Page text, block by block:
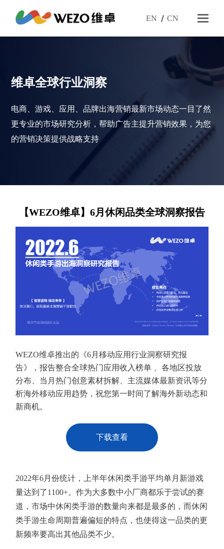
EN CN
维卓全球行业洞察
电商、游戏、应用、品牌出海营销最新市场动态一目了然
更专业的市场研究分析，帮助广告主提升营销效果，为您
的营销决策提供战略支持
【WEZO维卓】6月休闲品类全球洞察报告
WEZO维卓推出的《6月移动应用行业洞察研究报
告》，报告整合全球热门应用收入榜单 、各地区投放
分布、当月热门创意素材拆解、主流媒体最新资讯等分
析海外移动应用趋势，祝您第一时间了解海外新动态和
新商机。
下载查看
2022年6月份统计，上半年休闲类手游平均单月新游戏
量达到了1100+。作为大多数中小厂商都乐于尝试的赛
道，市场中休闲类手游的数量向来都是最多的，而休闲
类手游生命周期普遍偏短的特点，也使得这一品类的更
新频率要高出其他品类不少。